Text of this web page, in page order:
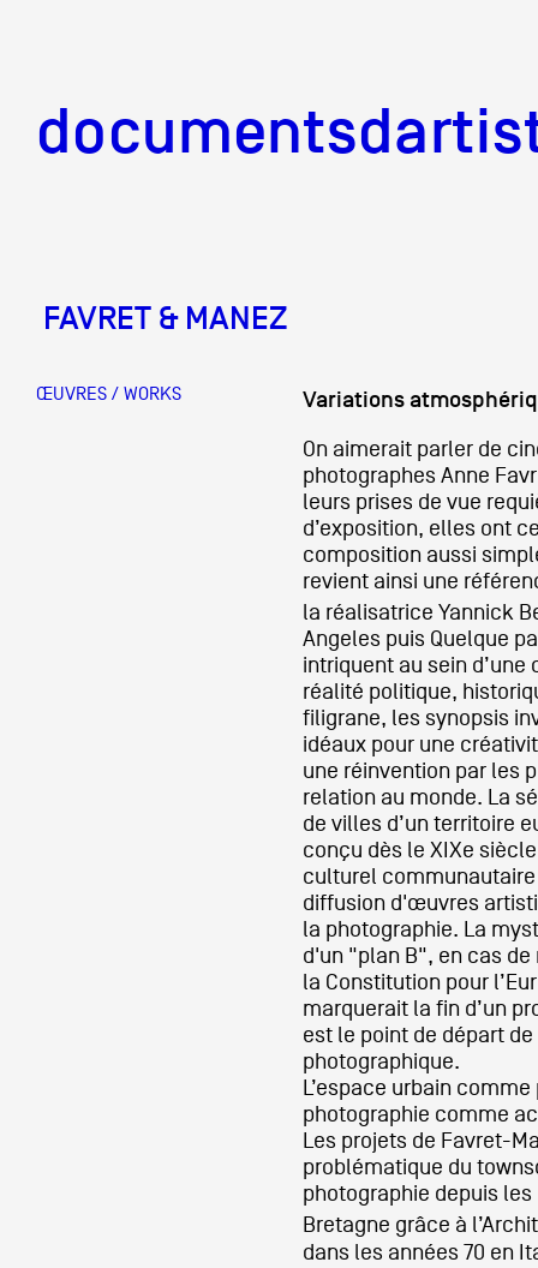
Mission
Équipe
Partenaires
Crédits
Actions
Documentation
Visites d'ateliers
Production vidéo
Formation
Événements
FAVRET & MANEZ
ŒUVRES / WORKS Variations
On aimerait parler de
photographes Anne
leurs prises de vue
d’exposition, elles ont
composition aussi
revient ainsi une
la réalisatrice Yannick
Angeles puis Quelque
intriquent au sein
réalité politique,
filigrane, les synopsis
idéaux pour une
une réinvention par les
relation au monde. La
de villes d’un territoire
conçu dès le XIXe
culturel
diffusion d'œuvres
la photographie. La
d'un "plan B", en cas
la Constitution pour
marquerait la fin d’un
est le point de départ
photographique.
L’espace urbain
photographie comme
Les projets de Favret-
problématique du
photographie depuis
Bretagne grâce à
dans les années 70 en